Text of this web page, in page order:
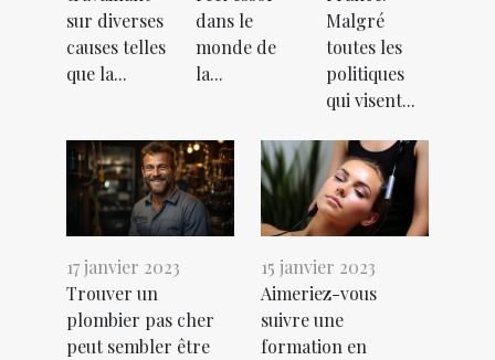
sur diverses
causes telles
que la...
dans le
monde de
la...
Malgré
toutes les
politiques
qui visent...
17 janvier 2023
Trouver un
plombier pas cher
peut sembler être
15 janvier 2023
Aimeriez-vous
suivre une
formation en